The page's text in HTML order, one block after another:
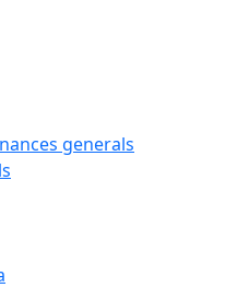
generals